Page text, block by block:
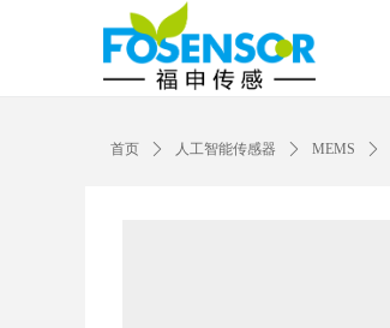
首页 ꄲ 人工智能传感器 ꄲ MEMS ꄲ